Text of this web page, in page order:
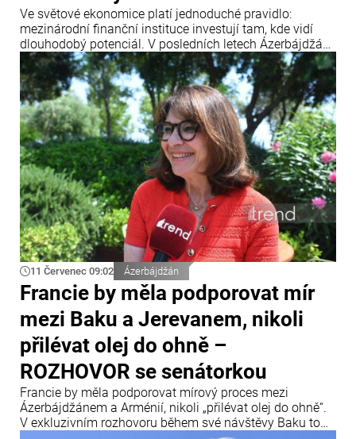
Ve světové ekonomice platí jednoduché pravidlo:
mezinárodní finanční instituce investují tam, kde vidí
dlouhodobý potenciál. V posledních letech Ázerbájdžán
upevnil svou pozici jako jedno z klíčových dopravních a
energetických center Eurasie a zároveň se stal
významnou platformou pro realizaci mezinárodních
infrastrukturních projektů.
11 Červenec 09:02 Ázerbájdžán
Francie by měla podporovat mír
mezi Baku a Jerevanem, nikoli
přilévat olej do ohně –
ROZHOVOR se senátorkou
Francie by měla podporovat mírový proces mezi
Ázerbájdžánem a Arménií, nikoli „přilévat olej do ohně“.
V exkluzivním rozhovoru během své návštěvy Baku to